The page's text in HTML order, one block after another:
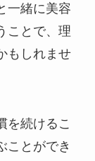
一緒に美容
ことで、理
もしれませ
を続けるこ
ことができ